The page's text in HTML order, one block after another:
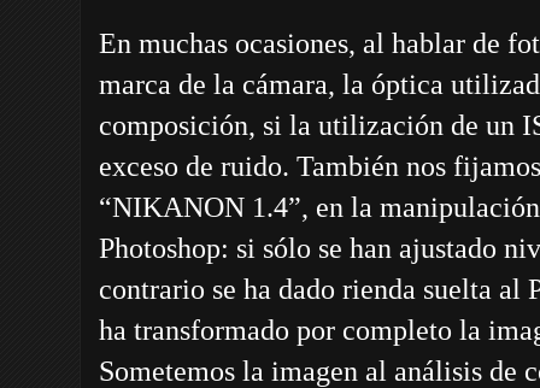
En muchas ocasiones, al hablar de
marca de la cámara, la óptica
composición, si la utilización de un
exceso de ruido. También nos
“NIKANON 1.4”, en la
Photoshop: si sólo se han ajustado
contrario se ha dado rienda suelta al
ha transformado por completo la
Sometemos la imagen al análisis de